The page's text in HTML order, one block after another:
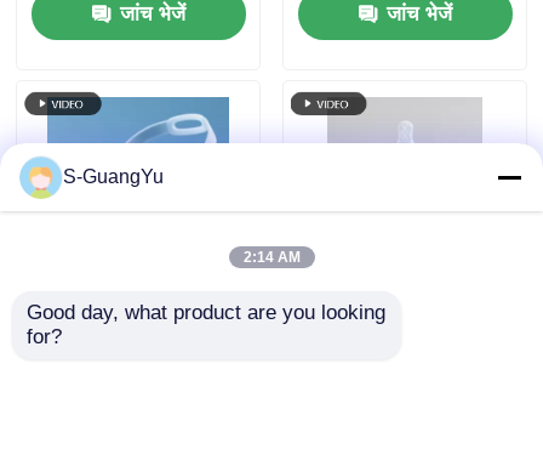
जांच भेजें
जांच भेजें
200t लिक्विड सिलिकॉन रबर
बेबी बोतल और पेसिफायर
S-GuangYu
2:14 AM
Good day, what product are you looking
for?